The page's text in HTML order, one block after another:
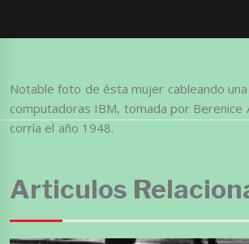
Notable foto de ésta mujer cableando
computadoras IBM, tomada por Berenice
corría el año 1948.
Articulos